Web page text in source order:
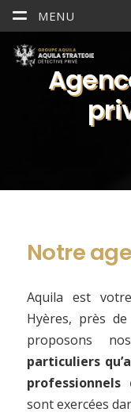
MENU
Notre
Aquila est
Hyères, près
proposons
particuliers
sont exercées